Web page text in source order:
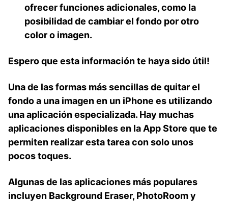
ofrecer funciones adicionales, como la
posibilidad de cambiar el fondo por otro
color o imagen.
Espero que esta información te haya sido útil!
Una de las formas más sencillas de quitar el
fondo a una imagen en un⁣ iPhone es utilizando
una aplicación especializada. Hay muchas
aplicaciones‍ disponibles en la App Store que te
permiten realizar esta tarea con solo unos
pocos toques.⁣
Algunas⁤ de las aplicaciones más populares
incluyen Background Eraser, PhotoRoom y‍